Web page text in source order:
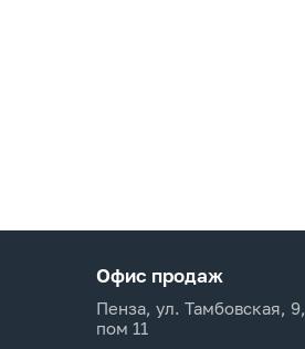
Офис продаж
Пенза, ул. Тамбовская, 9,
пом 11